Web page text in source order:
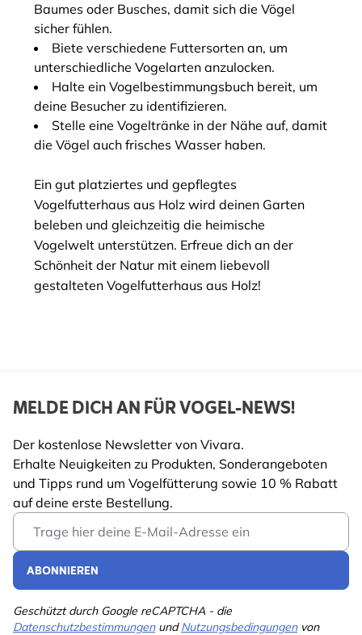
Baumes oder Busches, damit sich die Vögel
sicher fühlen.
Biete verschiedene Futtersorten an, um
unterschiedliche Vogelarten anzulocken.
Halte ein Vogelbestimmungsbuch bereit, um
deine Besucher zu identifizieren.
Stelle eine Vogeltränke in der Nähe auf, damit
die Vögel auch frisches Wasser haben.
Ein gut platziertes und gepflegtes
Vogelfutterhaus aus Holz wird deinen Garten
beleben und gleichzeitig die heimische
Vogelwelt unterstützen. Erfreue dich an der
Schönheit der Natur mit einem liebevoll
gestalteten Vogelfutterhaus aus Holz!
MELDE DICH AN FÜR VOGEL-NEWS!
Der kostenlose Newsletter von Vivara.
Erhalte Neuigkeiten zu Produkten, Sonderangeboten
und Tipps rund um Vogelfütterung sowie 10 % Rabatt
auf deine erste Bestellung.
Email Address
ABONNIEREN
Geschützt durch Google reCAPTCHA - die
DatenschutzbestimmungenundNutzungsbedingungenvon